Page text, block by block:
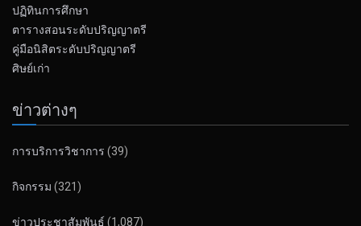
ปฏิทินการศึกษา
ตารางสอนระดับปริญญาตรี
คู่มือนิสิตระดับปริญญาตรี
ศิษย์เก่า
ข่าวต่างๆ
การบริการวิชาการ (39)
กิจกรรม (321)
ข่าวประชาสัมพันธ์ (1,087)